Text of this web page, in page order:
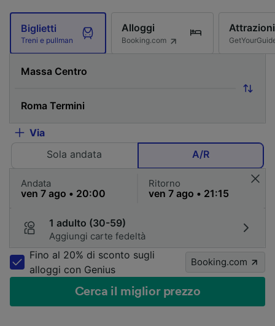
Biglietti
Treni e pullman
Alloggi
Booking.com
Attrazioni
Via
Sola andata
A/R
Andata Ritorno
1 adulto (30-59)
Aggiungi carte fedeltà
Fino al 20% di sconto sugli
alloggi con Genius
Booking.com
Cerca il miglior prezzo